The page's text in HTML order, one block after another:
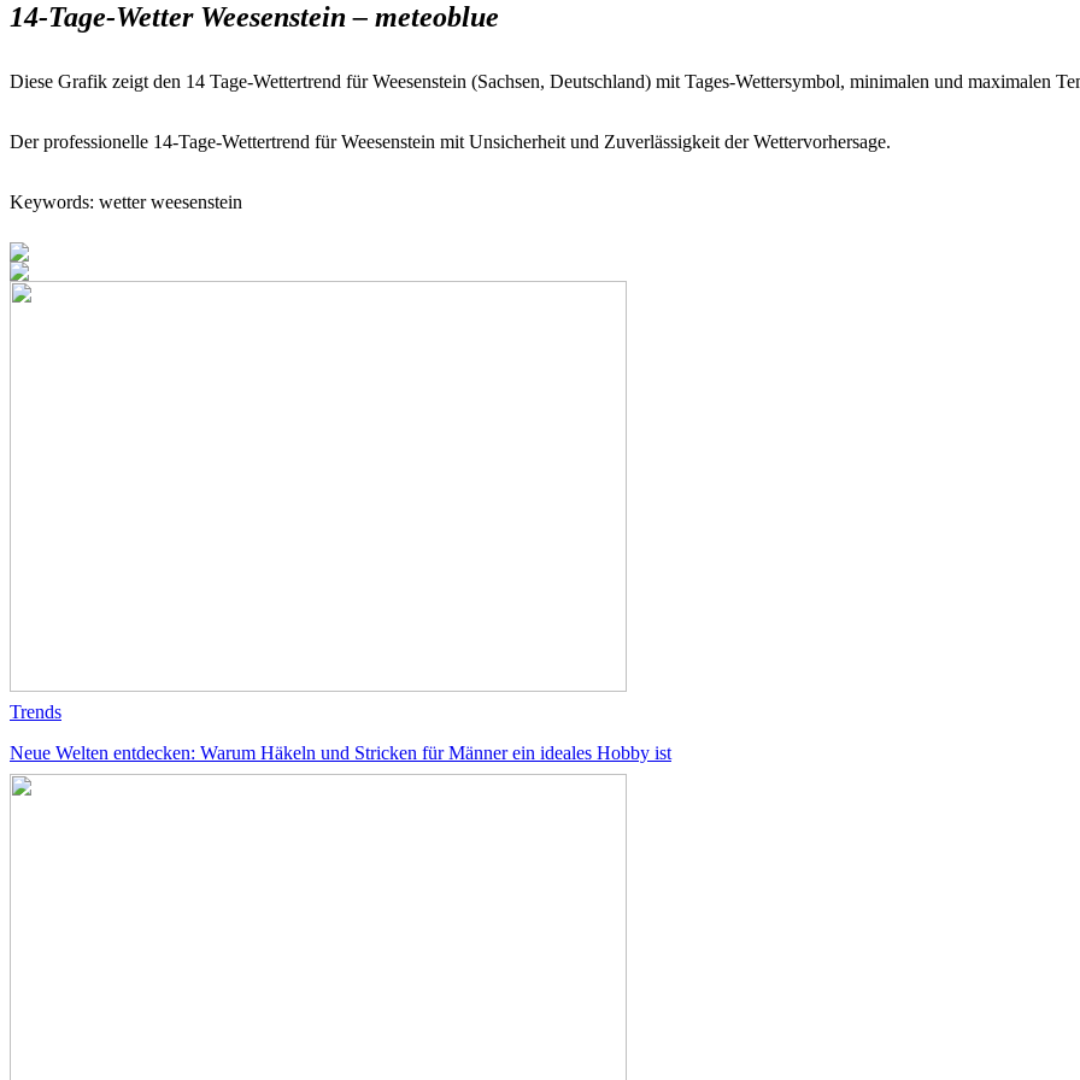
14-Tage-Wetter Weesenstein – meteoblue
Diese Grafik zeigt den 14 Tage-Wettertrend für Weesenstein (Sachsen, Deutschland) mit Tages-Wettersymbol, minimalen und maximalen
Der professionelle 14-Tage-Wettertrend für Weesenstein mit Unsicherheit und Zuverlässigkeit der Wettervorhersage.
Keywords: wetter weesenstein
Trends
Neue Welten entdecken: Warum Häkeln und Stricken für Männer ein ideales Hobby ist